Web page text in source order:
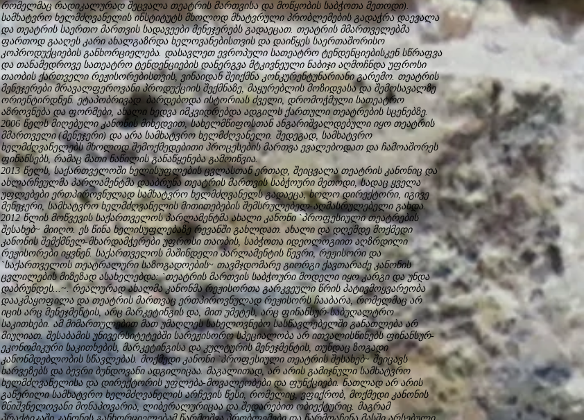
რომელმაც რადიკალურად შეცვალა თეატრის მართვისა და მოწყობის საბჭოთა მეთოდი).
სამხატვრო ხელმძღვანელის ინსტიტუტს მხოლოდ მხატვრული პრობლემების გადაჭრა დაევალა
და თეატრის საერთო მართვის სადავეები მენეჯერებს გადაეცათ. თეატრის მმართველებმა
ფართოდ გააღეს კარი ახალგაზრდა ხელოვანებისთვის და დაიწყეს საერთაშორისო
კოპროდუქციების განხორციელება. დასავლეთ ევროპული სათეატრო ტენდენციებისკენ სწრაფვა
და თანამედროვე სათეატრო ტენდენციების დანერგვა მტკივნეული ნაბიჯი აღმოჩნდა უფროსი
თაობის ქართველი რეჟისორებისთვის, ვინაიდან შეიქმნა კონკურენტუნარიანი გარემო. თეატრის
მენეჯერები მრავალფეროვანი პროდუქციის შექმნაზე, მაყურებლის მოზიდვასა და შემოსავალზე
ორიენტირდნენ. ეტაპობრივად ბარდებოდა ისტორიას ძველი, დრომოჭმული სათეატრო
აზროვნება და ფორმები, ახალი ხედვა იმკვიდრებდა ადგილს ქართული თეატრების სცენებზე.
2006 წელს მიღებული კანონის მიხედვით, სახელმწიფოსთან ანგარიშვალდებული იყო თეატრის
მმართველი (მენეჯერი) და არა სამხატვრო ხელმძღვანელი. შედეგად, სამხატვრო
ხელმძღვანელებს მხოლოდ შემოქმედებითი პროცესების მართვა ევალებოდათ და ჩამოაშორეს
ფინანსებს, რამაც მათი ნაწილის განაწყენება გამოიწვია.
2013 წელს, საქართველოში ხელისუფლების ცვლასთან ერთად, შეიცვალა თეატრის კანონიც და
ახლარჩეულმა პარლამენტმა დააბრუნა თეატრის მართვის საბჭოური მეთოდი, სადაც ყველა
უფლებები ერთპიროვნულად სამხატვრო ხელმძღვანელს გადაეცა, ხოლო დირექტორი, იგივე
მენეჯერი, სამხატვრო ხელმძღვანელის მითითებების შემსრულებელ-აღმასრულებელი გახდა.
2012 წლის მოწვევის საქართველოს პარლამენტმა ახალი კანონი `პროფესიული თეატრების
შესახებ~ მიიღო. ეს წინა ხელისუფლებაზე რევანში გახლდათ. ახალი და დღემდე მოქმედი
კანონის შემქმნელ-მხარდამჭერები უფროსი თაობის, საბჭოთა იდეოლოგიით აღზრდილი
რეჟისორები იყვნენ. საქართველოს მაშინდელი პარლამენტის წევრი, რეჟისორი და
`საქართველოს თეატრალური საზოგადოების~ თავმჯდომარე გიორგი ქავთარაძე კანონის
ცვლილების მიზეზად ასახელებდა: `თეატრის მართვის საბჭოური მოდელი იყო კარგი და უნდა
დაბრუნდეს...~. რეალურად ახალმა კანონმა რეჟისორთა გარკვეული წრის პატივმოყვარეობა
დააკმაყოფილა და თეატრის მართვაც ერთპიროვნულად რეჟისორს ჩააბარა, რომელმაც არ
იცის არც მენეჯმენტის, არც მარკეტინგის და, მით უმეტეს, არც ფინანსურ-საბუღალტრო
საკითხები. ამ მიმართულებით მათ უმაღლეს სახელოვნებო სასწავლებელში განათლება არ
მიუღიათ. შესაბამის უნივერსიტეტებში სარეჟისორო სპეციალობა არ ითვალისწინებს ფინანსურ-
ეკონომიკური საკითხების, მარკეტინგისა და კულტურის მენეჯმენტის, თუნდაც ზოგადი
კანონმდებლობის სწავლებას. მოქმედი კანონი `პროფესიული თეატრის შესახებ~ შეიცავს
ხარვეზებს და ბევრი ბუნდოვანი ადგილიცაა. მაგალითად, არ არის გამიჯნული სამხატვრო
ხელმძღვანელისა და დირექტორის უფლება-მოვალეობები და ფუნქციები. ნათლად არ არის
გაწერილი სამხატვრო ხელმძღვანელის არჩევის წესი, რომელიც, ვფიქრობ, მოქმედი კანონის
მნიშვნელოვანი მონაპოვარია, ლიბერალურიცაა და შედარებით ობიექტურიც. მაგრამ